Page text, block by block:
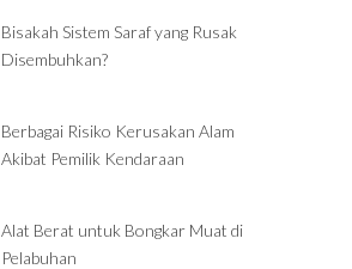
Bisakah Sistem Saraf yang Rusak
Disembuhkan?
Berbagai Risiko Kerusakan Alam
Akibat Pemilik Kendaraan
Alat Berat untuk Bongkar Muat di
Pelabuhan